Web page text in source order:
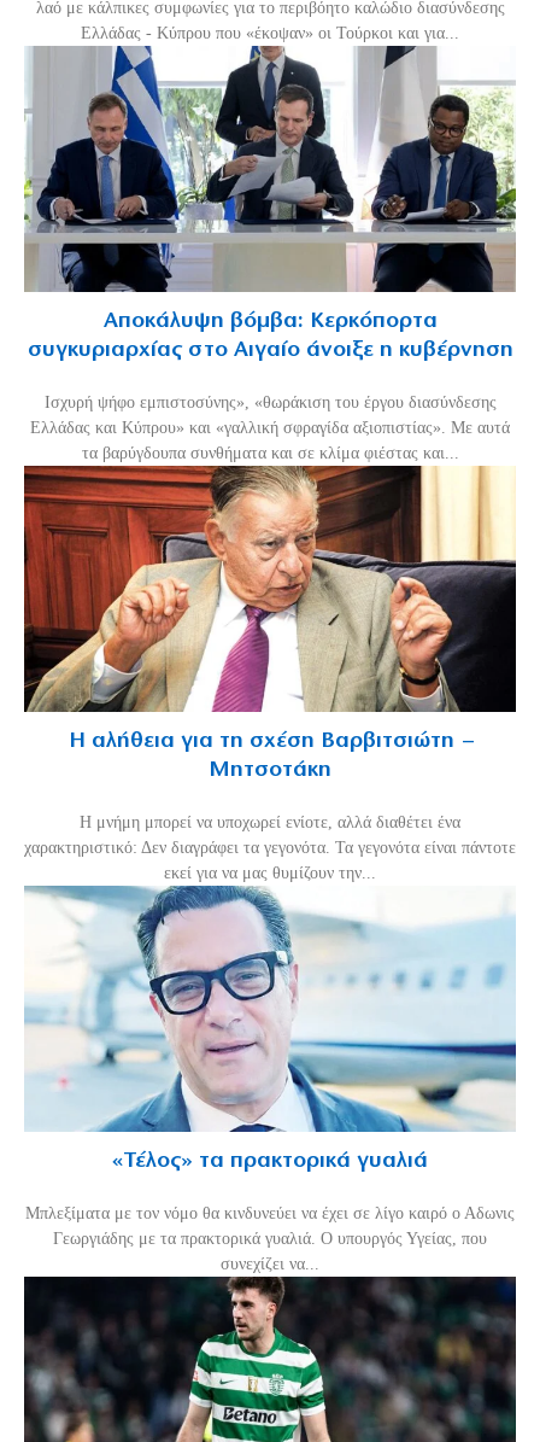
λαό με κάλπικες συμφωνίες για το περιβόητο καλώδιο διασύνδεσης
Ελλάδας - Κύπρου που «έκοψαν» οι Τούρκοι και για...
Αποκάλυψη βόμβα: Κερκόπορτα
συγκυριαρχίας στο Αιγαίο άνοιξε η κυβέρνηση
Ισχυρή ψήφο εμπιστοσύνης», «θωράκιση του έργου διασύνδεσης
Ελλάδας και Κύπρου» και «γαλλική σφραγίδα αξιοπιστίας». Με αυτά
τα βαρύγδουπα συνθήματα και σε κλίμα φιέστας και...
Η αλήθεια για τη σχέση Βαρβιτσιώτη –
Μητσοτάκη
H μνήμη μπορεί να υποχωρεί ενίοτε, αλλά διαθέτει ένα
χαρακτηριστικό: Δεν διαγράφει τα γεγονότα. Τα γεγονότα είναι πάντοτε
εκεί για να μας θυμίζουν την...
«Τέλος» τα πρακτορικά γυαλιά
Μπλεξίματα με τον νόμο θα κινδυνεύει να έχει σε λίγο καιρό ο Αδωνις
Γεωργιάδης με τα πρακτορικά γυαλιά. Ο υπουργός Υγείας, που
συνεχίζει να...